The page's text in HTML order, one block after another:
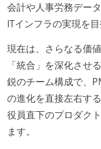
会計や人事労務デー
ITインフラの実現を目
現在は、さらなる価
「統合」を深化させ
鋭のチーム構成で、
の進化を直接左右す
役員直下のプロダク
ます。